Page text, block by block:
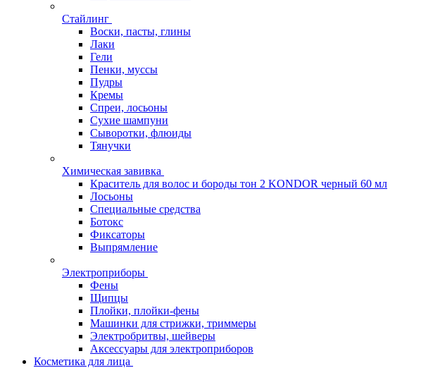
Стайлинг
Воски, пасты, глины
Лаки
Гели
Пенки, муссы
Пудры
Кремы
Спреи, лосьоны
Сухие шампуни
Сыворотки, флюиды
Тянучки
Химическая завивка
Краситель для волос и бороды тон 2 KONDOR черный 60 мл
Лосьоны
Специальные средства
Ботокс
Фиксаторы
Выпрямление
Электроприборы
Фены
Щипцы
Плойки, плойки-фены
Машинки для стрижки, триммеры
Электробритвы, шейверы
Аксессуары для электроприборов
Косметика для лица